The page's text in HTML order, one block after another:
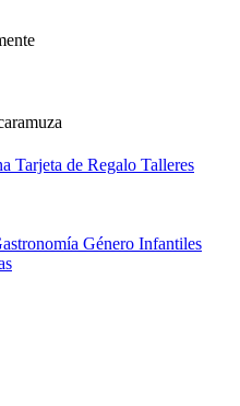
Tarjeta de Regalo Talleres
Género Infantiles